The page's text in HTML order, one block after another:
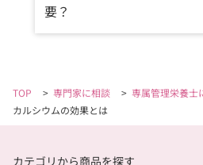
要？
TOP > 専門家に相談 > 専属管理栄養士
カルシウムの効果とは
カテゴリから商品を探す